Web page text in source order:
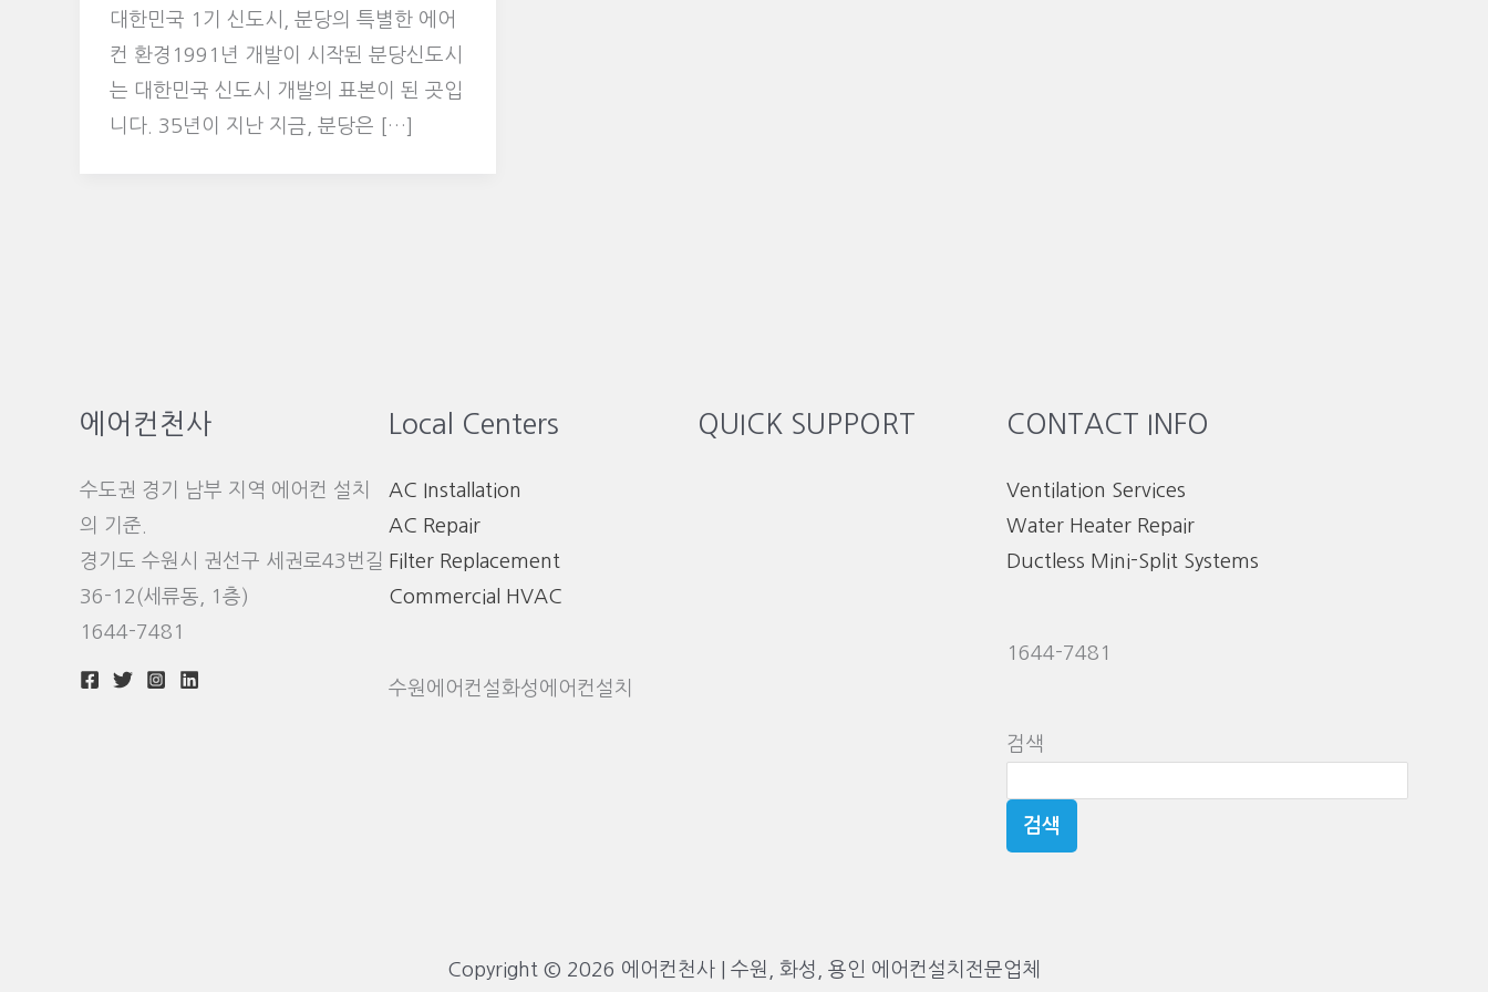
대한민국 1기 신도시, 분당의 특별한 에어
컨 환경1991년 개발이 시작된 분당신도시
는 대한민국 신도시 개발의 표본이 된 곳입
니다. 35년이 지난 지금, 분당은 […]
에어컨천사
수도권 경기 남부 지역 에어컨 설치
의 기준.
경기도 수원시 권선구 세권로43번길
36-12(세류동, 1층)
1644-7481
Local Centers
AC Installation
AC Repair
Filter Replacement
Commercial HVAC
수원에어컨설화성에어컨설치
QUICK SUPPORT CONTACT INFO
Ventilation Services
Water Heater Repair
Ductless Mini-Split Systems
1644-7481
검색
검색
Copyright © 2026 에어컨천사 | 수원, 화성, 용인 에어컨설치전문업체